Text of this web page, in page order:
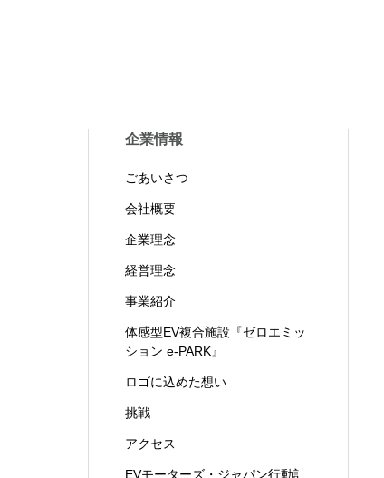
企業情報
ごあいさつ
会社概要
企業理念
経営理念
事業紹介
体感型EV複合施設『ゼロエミッ
ション e-PARK』
ロゴに込めた想い
挑戦
アクセス
EVモーターズ・ジャパン行動計